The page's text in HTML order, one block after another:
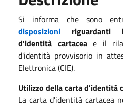
Si informa che sono
disposizioni riguardanti
d'identità cartaceae il
d'identità provvisorio in
Elettronica (CIE).
Utilizzo della carta d'identità
La carta d'identità cartacea